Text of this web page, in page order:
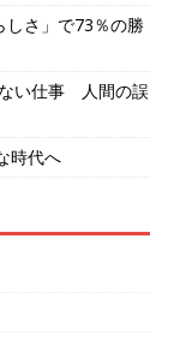
さ」で73％の勝
い仕事 人間の誤
時代へ